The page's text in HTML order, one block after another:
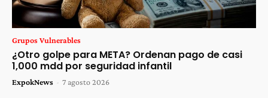
Grupos Vulnerables
¿Otro golpe para META? Ordenan pago de casi
1,000 mdd por seguridad infantil
ExpokNews - 7 agosto 2026